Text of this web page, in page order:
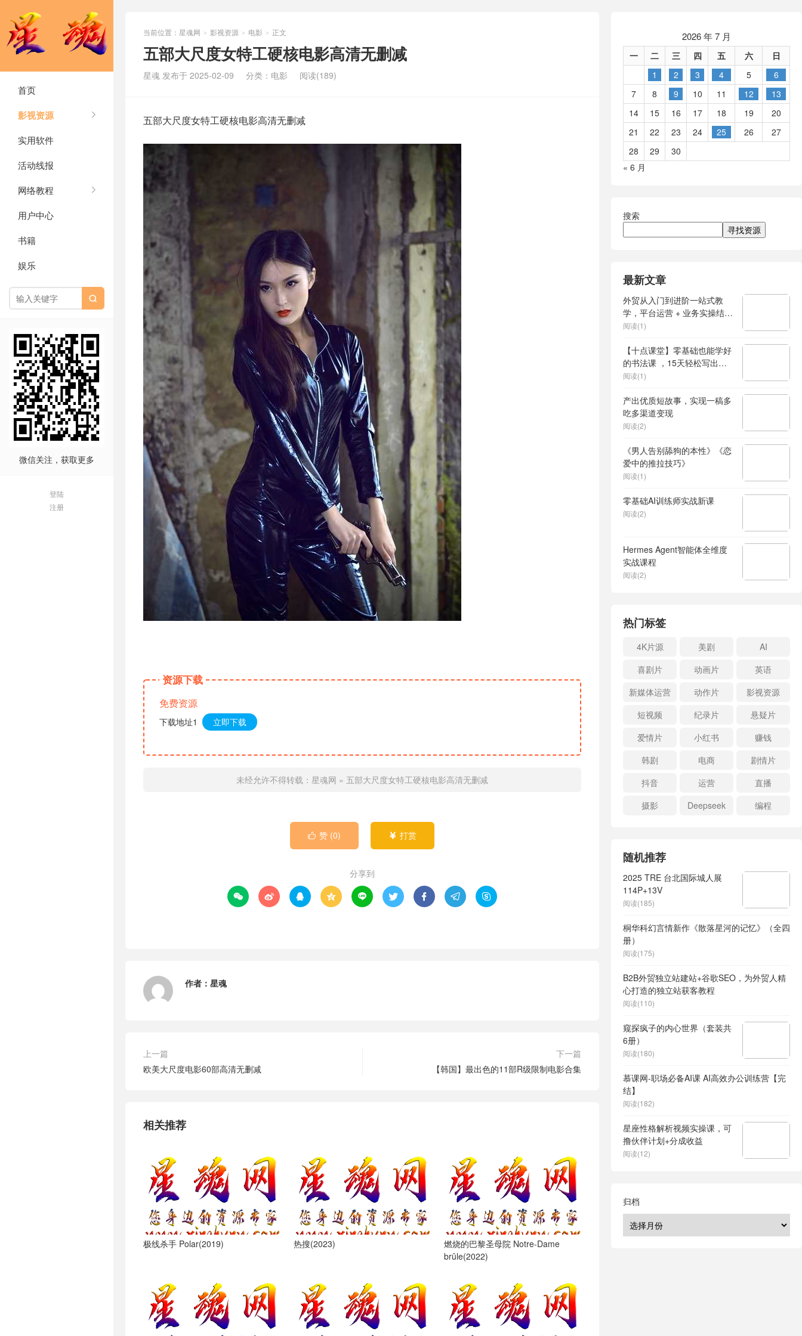
首页
影视资源
实用软件
活动线报
网络教程
用户中心
书籍
娱乐

微信关注，获取更多
登陆
注册
当前位置： 星魂网 > 影视资源 > 电影 > 正文
五部大尺度女特工硬核电影高清无删减
星魂 发布于 2025-02-09 分类： 电影 阅读(189)
五部大尺度女特工硬核电影高清无删减
资源下载
免费资源
下载地址1 立即下载
未经允许不得转载： 星魂网 » 五部大尺度女特工硬核电影高清无删减
 赞 (0)  打赏
分享到
        
作者： 星魂
上一篇
欧美大尺度电影60部高清无删减
下一篇
【韩国】最出色的11部R级限制电影合集
相关推荐
极线杀手 Polar(2019) 热搜(2023)
燃烧的巴黎圣母院 Notre-Dame
brûle(2022)
2026 年 7 月
一 二 三 四 五 六
日
1
2 3 4 5
6
7
8 9 10 11 12
13
14
15 16 17 18 19
20
21
22 23 24 25 26
27
28
29
30
« 6 月
搜索
寻找资源
最新文章
外贸从入门到进阶一站式教
学，平台运营 + 业务实操结
合，实现业绩稳步增长
阅读(1)
【十点课堂】零基础也能学好
的书法课 ，15天轻松写出漂
亮人生
阅读(1)
产出优质短故事，实现一稿多
吃多渠道变现
阅读(2)
《男人告别舔狗的本性》《恋
爱中的推拉技巧》
阅读(1)
零基础AI训练师实战新课
阅读(2)
Hermes Agent智能体全维度
实战课程
阅读(2)
热门标签
4K片源 美剧
AI
喜剧片
动画片
英语
新媒体运营
动作片
影视资源
短视频
纪录片
悬疑片
爱情片
小红书
赚钱
韩剧
电商
剧情片
抖音
运营
直播
摄影
Deepseek 编程
随机推荐
2025 TRE 台北国际城人展
114P+13V
阅读(185)
桐华科幻言情新作《散落星河的记忆》（全四
册）
阅读(175)
B2B外贸独立站建站+谷歌SEO，为外贸人精
心打造的独立站获客教程
阅读(110)
窥探疯子的内心世界（套装共
6册）
阅读(180)
慕课网-职场必备AI课 AI高效办公训练营【完
结】
阅读(182)
星座性格解析视频实操课，可
撸伙伴计划+分成收益
阅读(12)
归档